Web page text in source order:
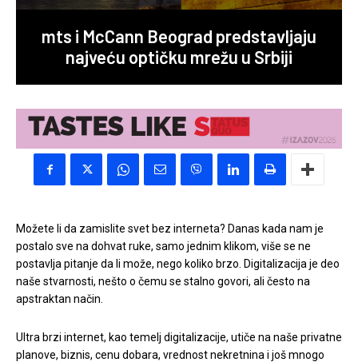
mts i McCann Beograd predstavljaju
najveću optičku mrežu u Srbiji
Možete li da zamislite svet bez interneta? Danas kada nam je
postalo sve na dohvat ruke, samo jednim klikom, više se ne
postavlja pitanje da li može, nego koliko brzo. Digitalizacija je deo
naše stvarnosti, nešto o čemu se stalno govori, ali često na
apstraktan način.
Ultra brzi internet, kao temelj digitalizacije, utiče na naše privatne
planove, biznis, cenu dobara, vrednost nekretnina i još mnogo